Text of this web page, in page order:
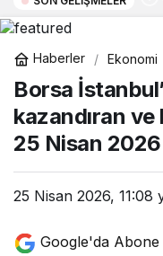
Haberler Ekonomi
Borsa
kazandıran
25 Nisan 2026
25 Nisan 2026, 11:08
Google'da Abone